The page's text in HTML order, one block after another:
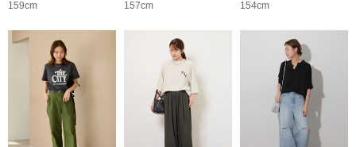
159cm
157cm
154cm